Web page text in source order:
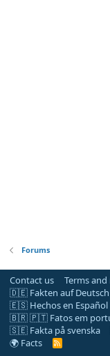
Forums
Contact us Terms and
🇩🇪 Fakten auf Deutsch
🇪🇸 Hechos en Español
🇧🇷 🇵🇹 Fatos em
🇸🇪 Fakta på svenska
🌍 Facts
R